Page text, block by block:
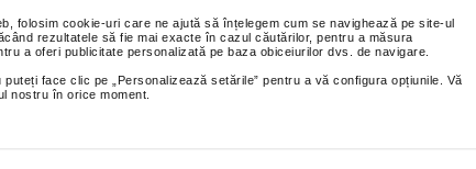
folosim cookie-uri care ne ajută să înțelegem cum se navighează pe site-ul
rezultatele să fie mai exacte în cazul căutărilor, pentru a măsura
a oferi publicitate personalizată pe baza obiceiurilor dvs. de navigare.
face clic pe „Personalizează setările” pentru a vă configura opțiunile. Vă
nostru în orice moment.
Catena